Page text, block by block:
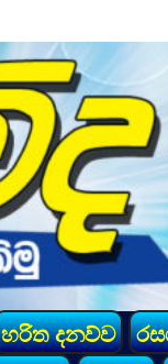
හරිත දනව්ව